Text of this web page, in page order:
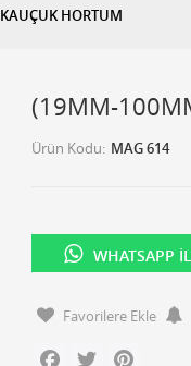
HORTUM
(19MM-
Ürün Kodu MAG 614
WHATSAPP
Favorilere Ekle
Facebook
Twitter